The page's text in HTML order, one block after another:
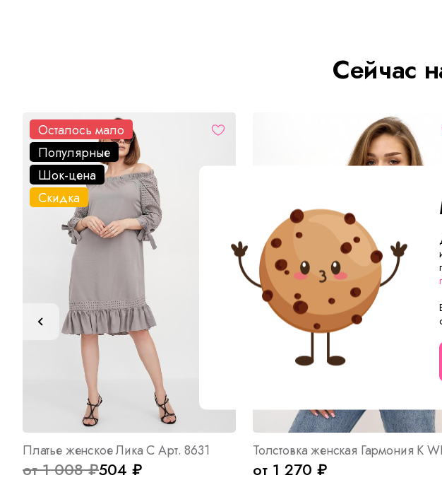
Сейчас
Осталось мало
Популярные
Шок-цена
Скидка
Платье женское Лика C Арт. 8631
от 1 008 ₽504 ₽ от 1 270 ₽